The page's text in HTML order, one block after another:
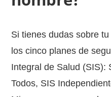
Si tienes dudas sobre
los cinco planes de
Integral de Salud (SIS):
Todos, SIS